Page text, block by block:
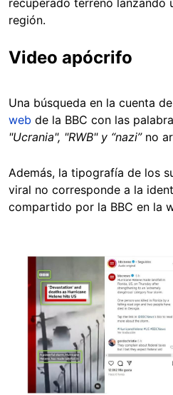
región.
Video apócrifo
Una búsqueda en la cuenta de
web de la BBC con las
"Ucrania", "RWB" y “nazi”no
Además, la tipografía de los
viral no corresponde a la
compartido por la BBC en la
Image